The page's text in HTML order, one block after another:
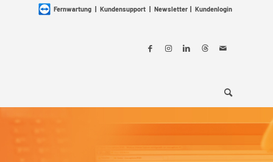
Fernwartung | Kundensupport | Newsletter | Kundenlogin